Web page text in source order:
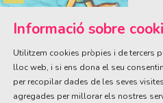
ÀREA DE CULTURA
Informació sobre
Utilitzem cookies pròpies i de tercers
lloc web, i si ens dona el seu
per recopilar dades de les seves
agregades per millorar els nostres